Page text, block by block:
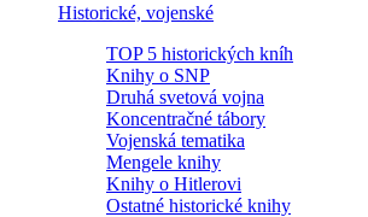
Historické, vojenské
TOP 5 historických kníh
Knihy o SNP
Druhá svetová vojna
Koncentračné tábory
Vojenská tematika
Mengele knihy
Knihy o Hitlerovi
Ostatné historické knihy